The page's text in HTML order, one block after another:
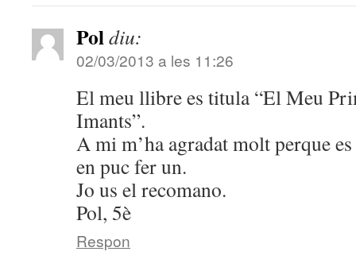
Poldiu:
02/03/2013 a les 11:26
El meu llibre es titula “El Meu
Imants”.
A mi m’ha agradat molt perque
en puc fer un.
Jo us el recomano.
Pol, 5è
Respon